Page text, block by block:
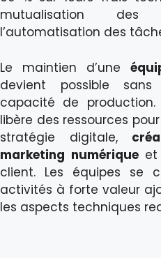
mutualisation
l’automatisation des
Le maintien d’une
devient possible
capacité de
libère des ressources
stratégie digitale,
marketing numériqueet
client. Les équipes se
activités à forte valeur
les aspects techniques